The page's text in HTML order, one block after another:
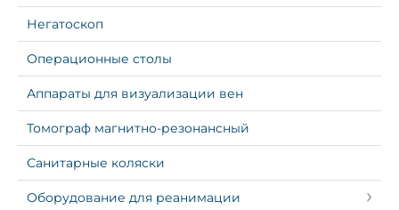
Негатоскоп
Операционные столы
Аппараты для визуализации вен
Томограф магнитно-резонансный
Санитарные коляски
Оборудование для реанимации